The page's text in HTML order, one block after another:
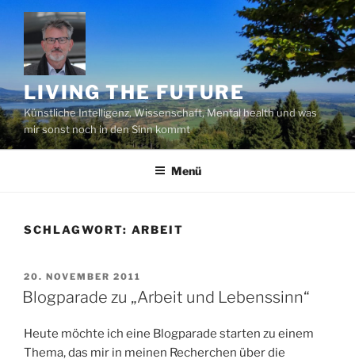
Zum
Inhalt
springen
LIVING THE FUTURE
Künstliche Intelligenz, Wissenschaft, Mental health und was
mir sonst noch in den Sinn kommt
Menü
SCHLAGWORT: ARBEIT
VERÖFFENTLICHT
AM
20. NOVEMBER 2011
Blogparade zu „Arbeit und Lebenssinn“
Heute möchte ich eine Blogparade starten zu einem
Thema, das mir in meinen Recherchen über die